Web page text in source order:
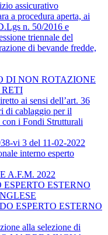
assicurativo
a procedura aperta, ai
n. 50/2016 e
triennale del
di bevande fredde,
DI NON ROTAZIONE
ai sensi dell’art. 36
di cablaggio per il
con i Fondi Strutturali
vi 3 del 11-02-2022
interno esperto
A.F.M. 2022
ESTERNO
ESPERTO ESTERNO
alla selezione di